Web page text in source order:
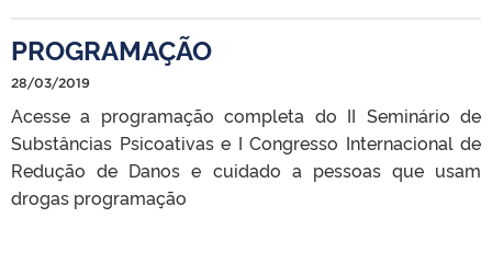
PROGRAMAÇÃO
28/03/2019
Acesse a programação completa do II Seminário de
Substâncias Psicoativas e I Congresso Internacional de
Redução de Danos e cuidado a pessoas que usam
drogas programação